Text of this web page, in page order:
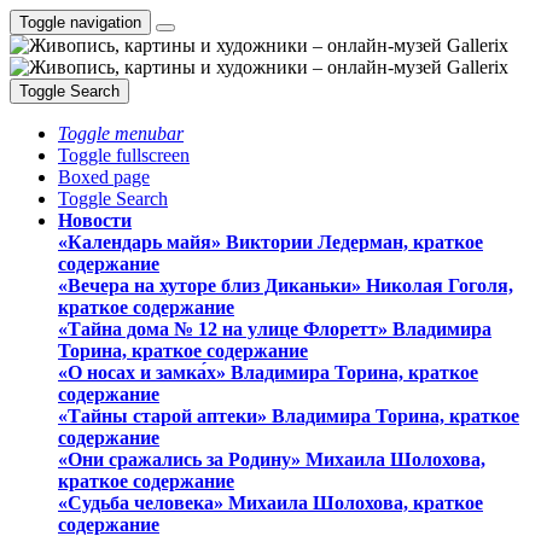
Toggle navigation
Toggle Search
Toggle menubar
Toggle fullscreen
Boxed page
Toggle Search
Новости
«Календарь майя» Виктории Ледерман, краткое
содержание
«Вечера на хуторе близ Диканьки» Николая Гоголя,
краткое содержание
«Тайна дома № 12 на улице Флоретт» Владимира
Торина, краткое содержание
«О носах и замка́х» Владимира Торина, краткое
содержание
«Тайны старой аптеки» Владимира Торина, краткое
содержание
«Они сражались за Родину» Михаила Шолохова,
краткое содержание
«Судьба человека» Михаила Шолохова, краткое
содержание